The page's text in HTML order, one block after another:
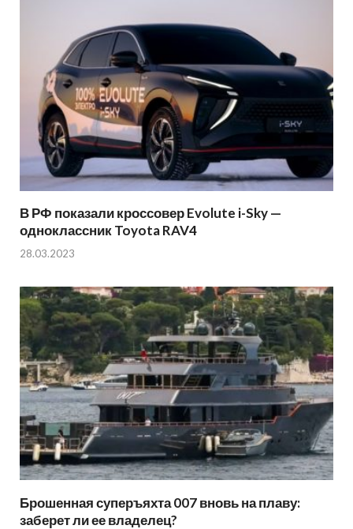
В РФ показали кроссовер Evolute i-Sky —
одноклассник Toyota RAV4
28.03.2023
Брошенная суперъяхта 007 вновь на плаву:
заберет ли ее владелец?